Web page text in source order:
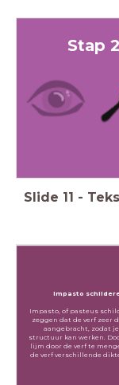
Stap
Slide 11 -
Impasto
Impasto, of pasteus
zeggen dat de verf zeer
aangebracht, zodat
structuur kan werken.
lijm door de verf te
de verf verschillende